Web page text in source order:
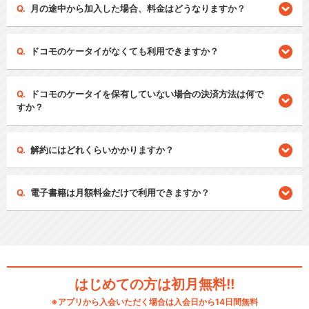
月の途中から加入した場合、料金はどうなりますか？
ドコモのケータイがなくても利用できますか？
ドコモのケータイを保有していない場合の決済方法は何で
すか？
解約にはどれくらいかかりますか？
電子書籍は月額料金だけで利用できますか？
はじめての方は初月無料!!
※アプリから入会いただく場合は入会日から14日間無料